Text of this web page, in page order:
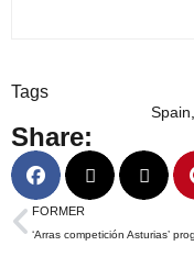
Tags
Spain,
Share:
FORMER
‘Arras competición Asturias’